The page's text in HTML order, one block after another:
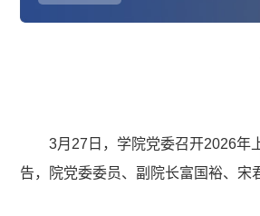
3月27日，学院党委召开2026年
告，院党委委员、副院长富国裕、宋